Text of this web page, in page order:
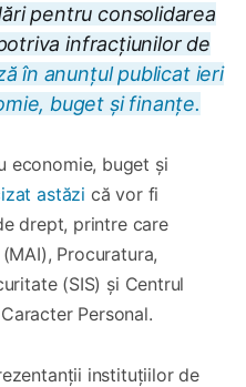
pentru consolidarea
infracțiunilor de
în anunțul publicat ieri
buget și finanțe.
economie, buget și
astăzi că vor fi
drept, printre care
Procuratura,
(SIS) și Centrul
Personal.
instituțiilor de